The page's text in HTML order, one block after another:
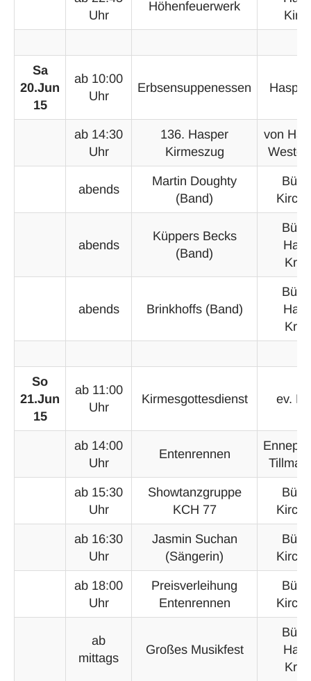
Uhr
Höhenfeuerwerk
Sa
20.Jun
15
ab 10:00
Uhr
Erbsensuppenessen
ab 14:30
Uhr
136. Hasper
Kirmeszug
von
abends
Martin Doughty
(Band)
abends
Küppers Becks
(Band)
abends Brinkhoffs (Band)
So
21.Jun
15
ab 11:00
Uhr
Kirmesgottesdienst ev.
ab 14:00
Uhr
Entenrennen
ab 15:30
Uhr
Showtanzgruppe
KCH 77
ab 16:30
Uhr
Jasmin Suchan
(Sängerin)
ab 18:00
Uhr
Preisverleihung
Entenrennen
ab
mittags
Großes Musikfest